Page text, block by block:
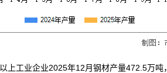
上工业企业2025年12月钢材产量472.5万吨